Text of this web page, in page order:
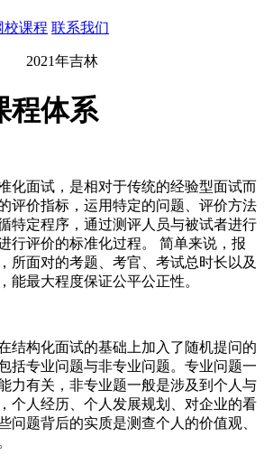
校课程 联系我们
2021年吉林
程体系
化面试，是相对于传统的经验型面试而
评价指标，运用特定的问题、评价方法
特定程序，通过测评人员与被试者进行
行评价的标准化过程。 简单来说，报
所面对的考题、考官、考试总时长以及
能最大程度保证公平公正性。
结构化面试的基础上加入了随机提问的
括专业问题与非专业问题。专业问题一
力有关，非专业题一般是涉及到个人与
个人经历、个人发展规划、对企业的看
问题背后的实质是测查个人的价值观、